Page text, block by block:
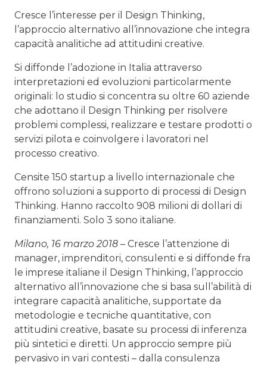
Cresce l’interesse per il Design Thinking,
l’approccio alternativo all’innovazione che integra
capacità analitiche ad attitudini creative.
Si diffonde l’adozione in Italia attraverso
interpretazioni ed evoluzioni particolarmente
originali: lo studio si concentra su oltre 60 aziende
che adottano il Design Thinking per risolvere
problemi complessi, realizzare e testare prodotti o
servizi pilota e coinvolgere i lavoratori nel
processo creativo.
Censite 150 startup a livello internazionale che
offrono soluzioni a supporto di processi di Design
Thinking. Hanno raccolto 908 milioni di dollari di
finanziamenti. Solo 3 sono italiane.
Milano, 16 marzo 2018 – Cresce l’attenzione di
manager, imprenditori, consulenti e si diffonde fra
le imprese italiane il Design Thinking, l’approccio
alternativo all’innovazione che si basa sull’abilità di
integrare capacità analitiche, supportate da
metodologie e tecniche quantitative, con
attitudini creative, basate su processi di inferenza
più sintetici e diretti. Un approccio sempre più
pervasivo in vari contesti – dalla consulenza